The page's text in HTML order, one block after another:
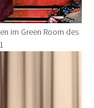
im Green Room des